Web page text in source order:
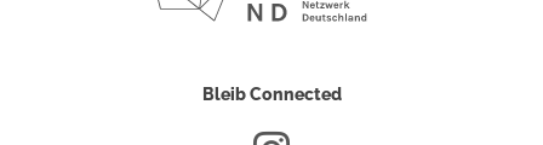
Bleib Connected